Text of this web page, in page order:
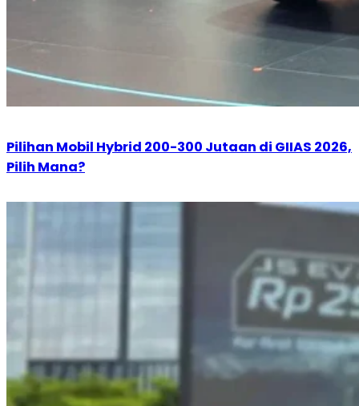
Pilihan Mobil Hybrid 200-300 Jutaan di GIIAS 2026,
Pilih Mana?